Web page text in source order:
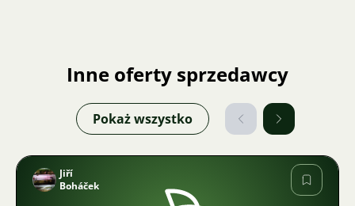
Inne oferty sprzedawcy
Pokaż wszystko
Jiří
Boháček